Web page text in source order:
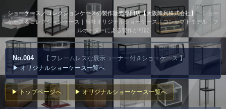
ショーケース／コレクションケースの製作販売専門店【大阪陳列株式会社】｜ショー
ケース＆コレクションケース｜当社オリジナルショーケース｜コンセプトモデル｜フ
ルオーダーによる製作が可能
No.004
【 フレームレスな展示コーナー付きショーケース 】
▶ オリジナルショーケース一覧へ
▶ トップページへ ▶ オリジナルショーケース一覧へ